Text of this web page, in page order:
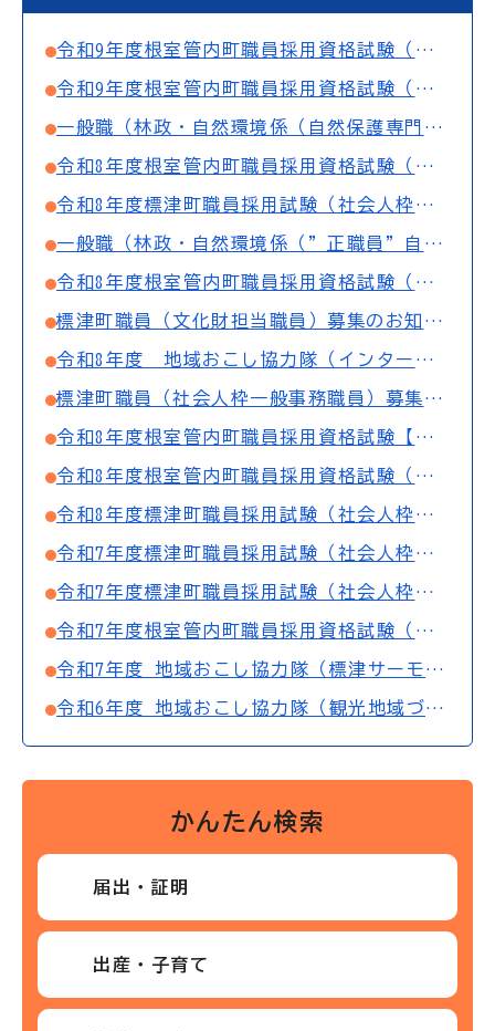
令和9年度根室管内町職員採用資格試験（初級）の募集について
令和9年度根室管内町職員採用資格試験（上級）の募集について
一般職（林政・自然環境係（自然保護専門員））の募集について
令和8年度根室管内町職員採用資格試験（初級）第3次試験の合格者について
令和8年度標津町職員採用試験（社会人枠一般事務職）第1次試験の合格者について【10月受付分】
一般職（林政・自然環境係（”正職員”自然保護専門員：野生鳥獣対策））の募集について
令和8年度根室管内町職員採用資格試験（初級）第2次試験の合格者について
標津町職員（文化財担当職員）募集のお知らせ
令和8年度 地域おこし協力隊（インターン）の募集について
標津町職員（社会人枠一般事務職員）募集のお知らせ
令和8年度根室管内町職員採用資格試験【上級職】2次試験結果
令和8年度根室管内町職員採用資格試験（上級）第1次試験の合格者について
令和8年度標津町職員採用試験（社会人枠・水産技術職）第1次試験の合格者について
令和7年度標津町職員採用試験（社会人枠一般事務職）第2次試験の合格者について【8月受付分】
令和7年度標津町職員採用試験（社会人枠一般事務職）第1次試験の合格者について【8月受付分】
令和7年度根室管内町職員採用資格試験（初級）第1次試験の合格者について
令和7年度 地域おこし協力隊（標津サーモン科学館支援員）の募集について
令和6年度 地域おこし協力隊（観光地域づくり推進員・標津サーモン科学館支援員）の募集について
かんたん検索
届出・証明
出産・子育て